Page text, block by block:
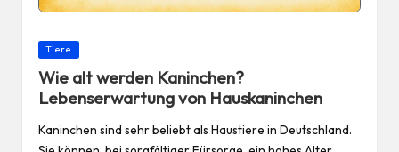
Posted
Tiere
Wie alt werden Kaninchen?
Lebenserwartung von Hauskaninchen
Kaninchen sind sehr beliebt als Haustiere in Deutschland.